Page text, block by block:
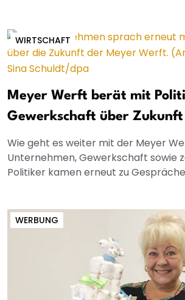
WIRTSCHAFT
Meyer Werft berät mit
Gewerkschaft über Zukunft
Wie geht es weiter mit der Meyer
Unternehmen, Gewerkschaft sowie
Politiker kamen erneut zu
WERBUNG